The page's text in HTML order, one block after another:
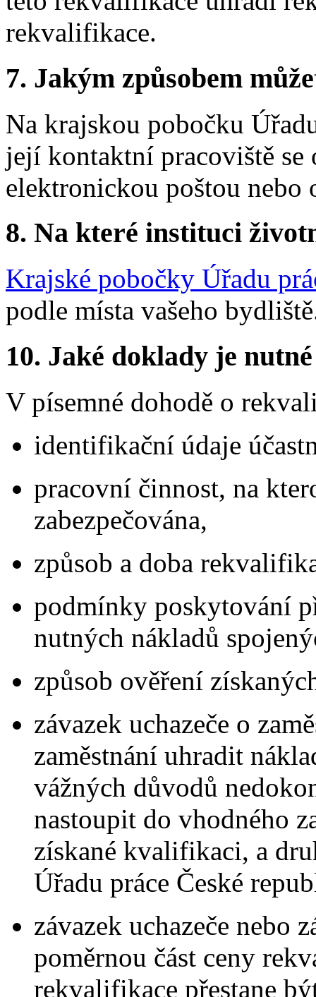
rekvalifikace.
7. Jakým způsobem
Na krajskou pobočku
její kontaktní pracoviště
elektronickou poštou nebo
8. Na které instituci
Krajské pobočky Úřadu
podle místa vašeho
10. Jaké doklady je
V písemné dohodě o
identifikační údaje
pracovní činnost, na
zabezpečována,
způsob a doba
podmínky poskytování
nutných nákladů
způsob ověření
závazek uchazeče o
zaměstnání uhradit
vážných důvodů
nastoupit do vhodného
získané kvalifikaci, a
Úřadu práce České
závazek uchazeče nebo
poměrnou část ceny
rekvalifikace přestane